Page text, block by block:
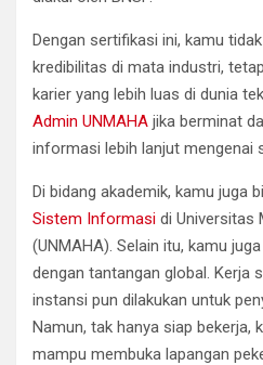
Dengan sertifikasi ini, kamu
kredibilitas di mata industri,
karier yang lebih luas di dunia
Admin UNMAHA jika berminat
informasi lebih lanjut mengenai
Di bidang akademik, kamu juga
Sistem Informasi di Universitas
(UNMAHA). Selain itu, kamu
dengan tantangan global. Kerja
instansi pun dilakukan untuk
Namun, tak hanya siap bekerja,
mampu membuka lapangan